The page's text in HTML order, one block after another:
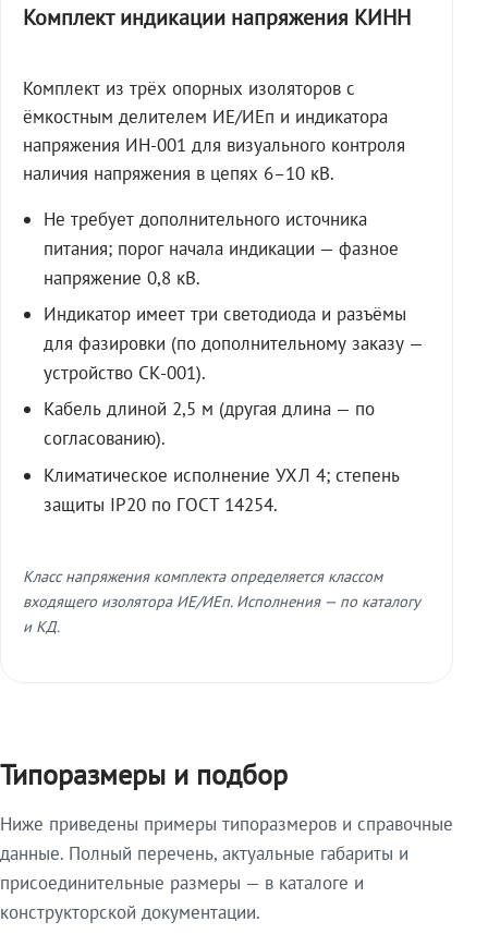
Комплект индикации напряжения КИНН
Комплект из трёх опорных изоляторов с
ёмкостным делителем ИЕ/ИЕп и индикатора
напряжения ИН-001 для визуального контроля
наличия напряжения в цепях 6–10 кВ.
Не требует дополнительного источника
питания; порог начала индикации — фазное
напряжение 0,8 кВ.
Индикатор имеет три светодиода и разъёмы
для фазировки (по дополнительному заказу —
устройство СК-001).
Кабель длиной 2,5 м (другая длина — по
согласованию).
Климатическое исполнение УХЛ 4; степень
защиты IP20 по ГОСТ 14254.
Класс напряжения комплекта определяется классом
входящего изолятора ИЕ/ИЕп. Исполнения — по каталогу
и КД.
Типоразмеры и подбор
Ниже приведены примеры типоразмеров и справочные
данные. Полный перечень, актуальные габариты и
присоединительные размеры — в каталоге и
конструкторской документации.